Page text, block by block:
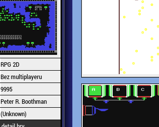
RPG 2D
Bez multiplayeru
9995
Peter R. Boothman
(Unknown)